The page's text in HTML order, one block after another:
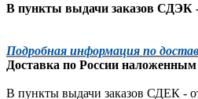
В пункты выдачи заказов СДЭК -
Подробная информация по
Доставка по России
В пункты выдачи заказов СДЕК -